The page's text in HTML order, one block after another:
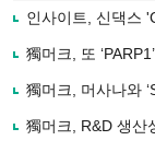
인사이트, 신댁스
獨머크, 또
獨머크, 머사나와
獨머크, R&D 생산